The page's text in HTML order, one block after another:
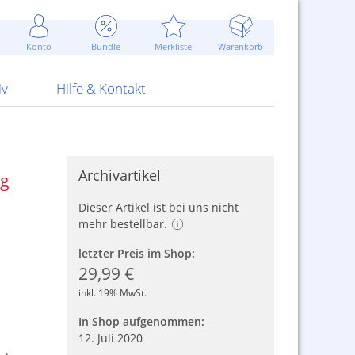
Konto Bundle Merkliste Warenkorb
Attrappen Blitzschnell...
Sommerpreise u.v.m.
ARS Pirotecnia
Hilfe & Kontakt
Kontaktformular
AGB
Archivartikel
Dieser Artikel ist bei uns nicht
mehr bestellbar.
letzter Preis im Shop:
29,99 €
inkl. 19% MwSt.
In Shop aufgenommen:
12. Juli 2020